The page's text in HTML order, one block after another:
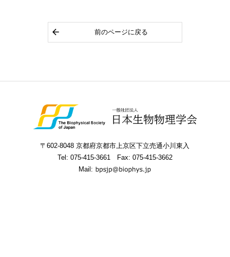
前のページに戻る
〒602-8048 京都府京都市上京区下立売通小川東入
Tel: 075-415-3661
Fax: 075-415-3662
Mail: